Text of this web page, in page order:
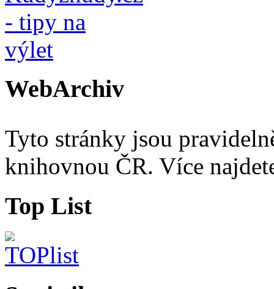
WebArchiv
Tyto stránky jsou
knihovnou ČR. Více
Top List